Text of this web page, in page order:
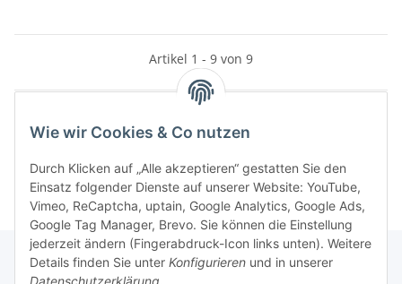
Wie wir Cookies & Co nutzen
Durch Klicken auf „Alle akzeptieren“ gestatten Sie den
Einsatz folgender Dienste auf unserer Website: YouTube,
Vimeo, ReCaptcha, uptain, Google Analytics, Google Ads,
Google Tag Manager, Brevo. Sie können die Einstellung
jederzeit ändern (Fingerabdruck-Icon links unten). Weitere
Details finden Sie unter Konfigurieren und in unserer
Artikel 1 - 9 von 9